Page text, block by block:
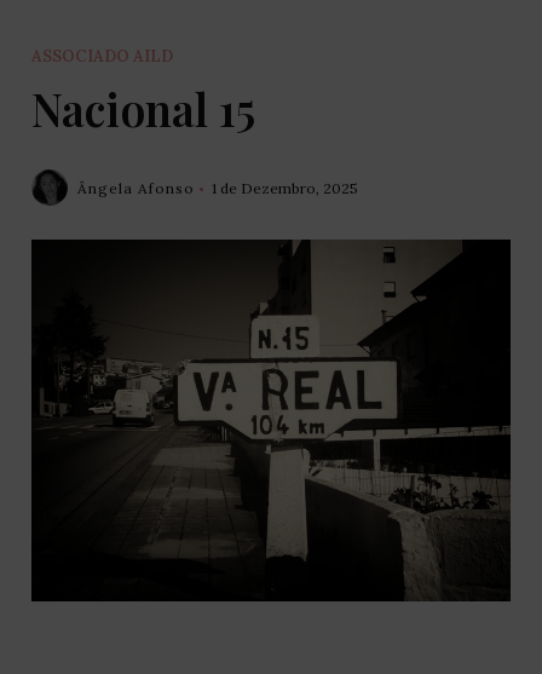
ASSOCIADO AILD
Nacional 15
Ângela Afonso 1 de Dezembro, 2025